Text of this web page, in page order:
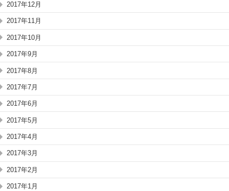
2017年12月
2017年11月
2017年10月
2017年9月
2017年8月
2017年7月
2017年6月
2017年5月
2017年4月
2017年3月
2017年2月
2017年1月